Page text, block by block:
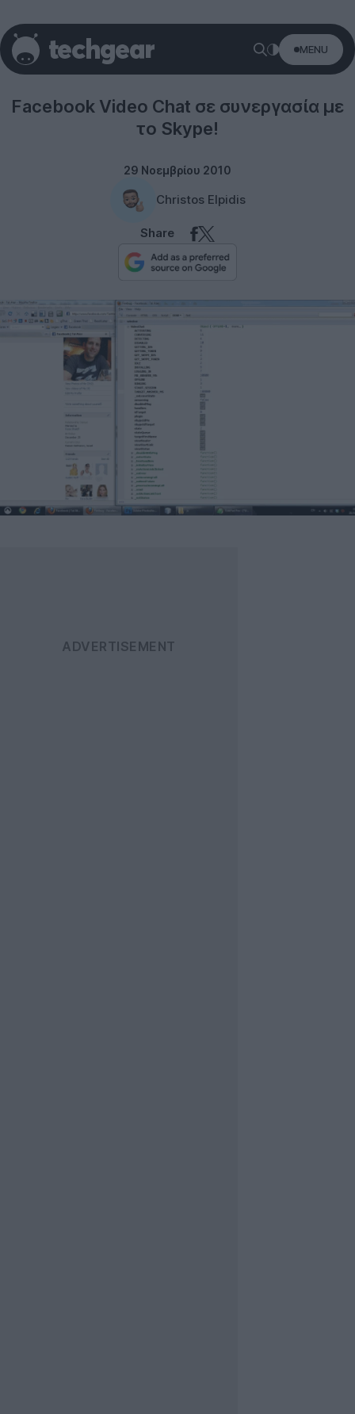
MENU
Social networks
Facebook Video Chat σε συνεργασία με
το Skype!
29 Νοεμβρίου 2010
Christos Elpidis
Share